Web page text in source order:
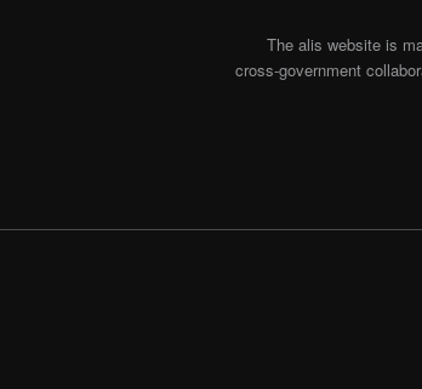
The alis website is
cross-government